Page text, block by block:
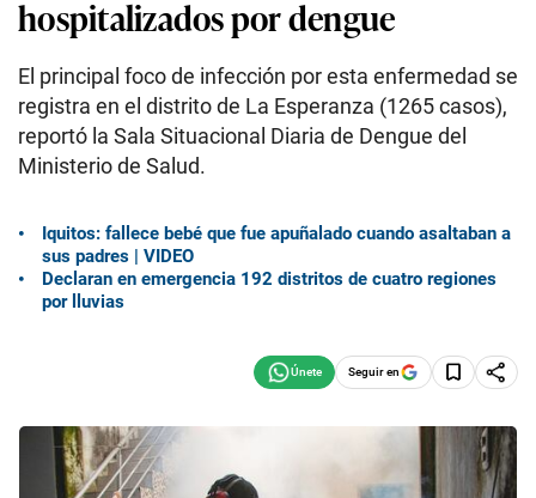
hospitalizados por dengue
El principal foco de infección por esta enfermedad se
registra en el distrito de La Esperanza (1265 casos),
reportó la Sala Situacional Diaria de Dengue del
Ministerio de Salud.
Iquitos: fallece bebé que fue apuñalado cuando asaltaban a
sus padres | VIDEO
Declaran en emergencia 192 distritos de cuatro regiones
por lluvias
Seguir en